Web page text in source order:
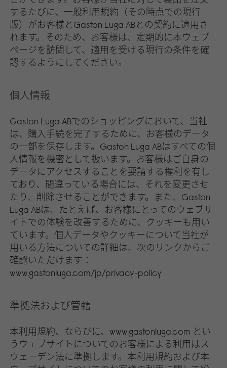
するたびに、一般利用規約（その時点での現行
版）がお客様とGaston Luga ABとの契約に適用さ
れます。そのため、お客様は、定期的に本ウェブ
ページを訪問して、適用を受ける現行の条件を確
認するようにしてください。
個人情報
Gaston Luga ABでのショッピングにおいて、当社
は、購入手続を完了するために、お客様のデータ
の一部を保存します。Gaston Luga ABはすべての個
人情報を機密として扱います。お客様はご自身の
データにアクセスすることを要請する権利を有し
ており、間違っている場合には、それを変更させ
たり、削除させることができます。また、Gaston
Luga ABは、たとえば、お客様にとってのウェブサ
イトでの体験を改善するために、クッキーも用い
ています。個人データやクッキーについて当社が
用いる方法についての詳細は、次のリンクからご
確認いただけます：
www.gastonluga.com/jp/privacy-policy
準拠法および管轄
本利用規約、ならびに、www.gastonluga.com とい
うウェブサイトについてのお客様による利用はス
ウェーデン法に準拠します。本利用規約および本